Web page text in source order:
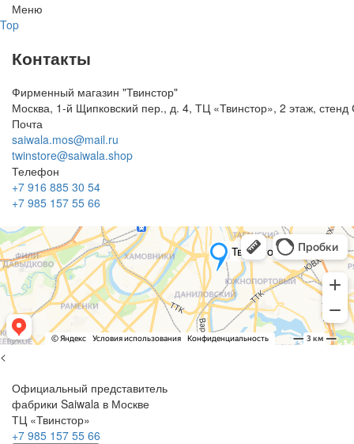
Меню
Top
Контакты
Фирменный магазин "Твинстор"
Москва, 1-й Щипковский пер., д. 4, ТЦ «Твинстор», 2 этаж,
Почта
saiwala.mos@mail.ru
twinstore@saiwala.shop
Телефон
+7 916 885 30 54
+7 985 157 55 66
<
Официальный представитель
фабрики Saiwala в Москве
ТЦ «Твинстор»
+7 985 157 55 66